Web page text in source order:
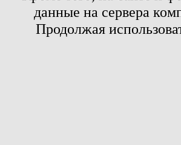
данные на сервера
Продолжая